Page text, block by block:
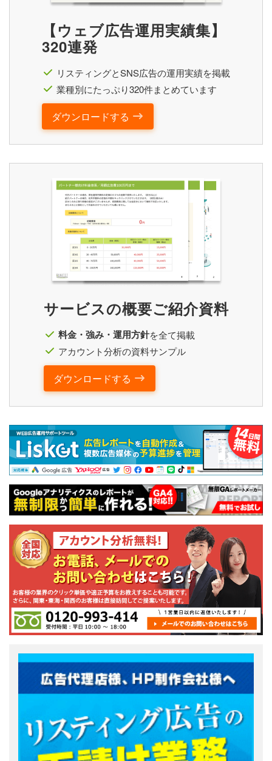
【ウェブ広告運用実績集】
320連発
リスティングとSNS広告の運用実績を掲載
業種別にたっぷり320件まとめています
ダウンロードする
サービスの概要ご紹介資料
料金・強み・運用方針を全て掲載
アカウント分析の資料サンプル
ダウンロードする